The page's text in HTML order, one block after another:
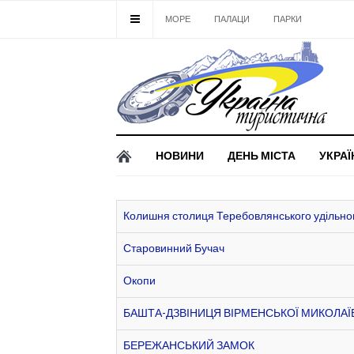
МОРЕ ПАЛАЦИ ПАРКИ
НОВИНИ ДЕНЬ МІСТА
Колишня столиця Теребовлянського
Старовинний Бучач
Окопи
БАШТА-ДЗВІНИЦЯ ВІРМЕНСЬКОЇ
БЕРЕЖАНСЬКИЙ ЗАМОК